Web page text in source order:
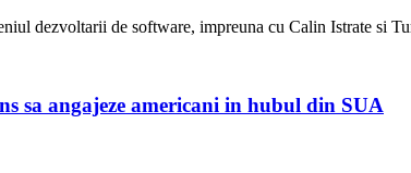
dezvoltarii de software, impreuna cu Calin Istrate si
sa angajeze americani in hubul din SUA